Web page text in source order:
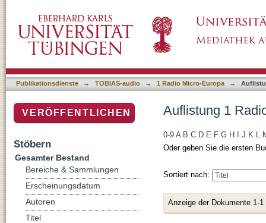
Publikationsdienste → TOBIAS-audio → 1 Radio Micro-Europa →
Auflistung 1
0-9 A B C D E F G H J K L
Oder geben Sie die ersten
Sortiert nach:
Anzeige der Dokumente 1-1
VERÖFFENTLICHEN
Stöbern
Gesamter Bestand
Bereiche & Sammlungen
Erscheinungsdatum
Autoren
Titel